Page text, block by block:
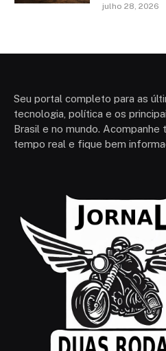
julho 28, 2026
Seu portal completo para as
tecnologia, política e os
Brasil e no mundo.
tempo real e fique bem